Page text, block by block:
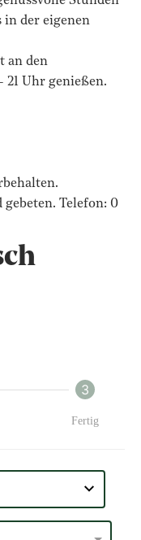
in der eigenen
an den
21 Uhr genießen.
Telefon: 0